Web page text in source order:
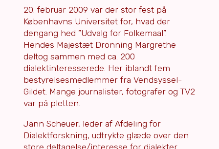
20. februar 2009 var der stor fest på
Københavns Universitet for, hvad der
dengang hed ”Udvalg for Folkemaal”.
Hendes Majestæt Dronning Margrethe
deltog sammen med ca. 200
dialektinteresserede. Her iblandt fem
bestyrelsesmedlemmer fra Vendsyssel-
Gildet. Mange journalister, fotografer og TV2
var på pletten.
Jann Scheuer, leder af Afdeling for
Dialektforskning, udtrykte glæde over den
store deltagelse/interesse for dialekter.